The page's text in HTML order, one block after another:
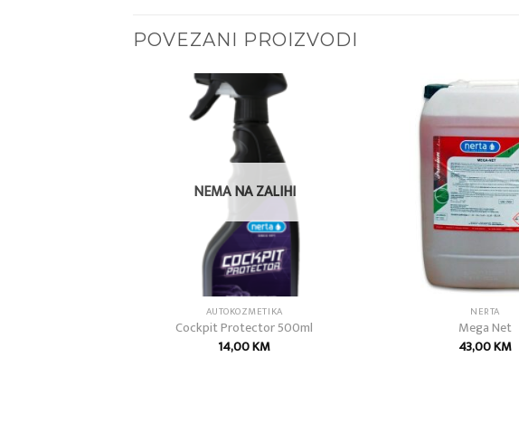
POVEZANI PROIZVODI
NEMA NA ZALIHI
AUTOKOZMETIKA
Cockpit Protector 500ml
14,00KM
NERTA
Mega Net
43,00KM